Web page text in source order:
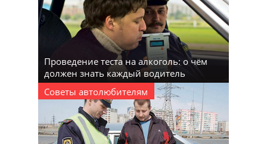
Проведение теста на алкоголь: о чём
должен знать каждый водитель
Советы автолюбителям